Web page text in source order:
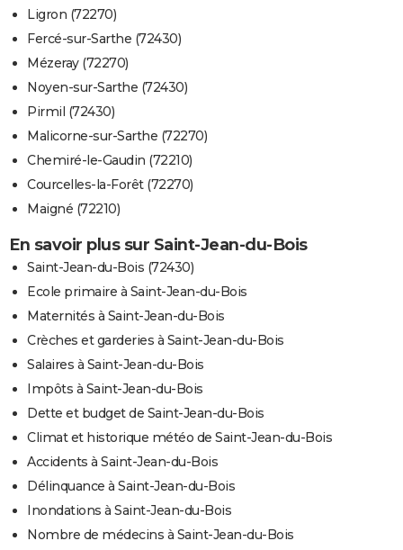
Ligron (72270)
Fercé-sur-Sarthe (72430)
Mézeray (72270)
Noyen-sur-Sarthe (72430)
Pirmil (72430)
Malicorne-sur-Sarthe (72270)
Chemiré-le-Gaudin (72210)
Courcelles-la-Forêt (72270)
Maigné (72210)
En savoir plus sur Saint-Jean-du-Bois
Saint-Jean-du-Bois (72430)
Ecole primaire à Saint-Jean-du-Bois
Maternités à Saint-Jean-du-Bois
Crèches et garderies à Saint-Jean-du-Bois
Salaires à Saint-Jean-du-Bois
Impôts à Saint-Jean-du-Bois
Dette et budget de Saint-Jean-du-Bois
Climat et historique météo de Saint-Jean-du-Bois
Accidents à Saint-Jean-du-Bois
Délinquance à Saint-Jean-du-Bois
Inondations à Saint-Jean-du-Bois
Nombre de médecins à Saint-Jean-du-Bois